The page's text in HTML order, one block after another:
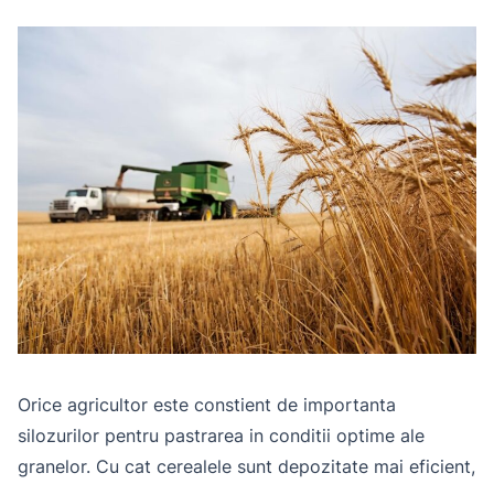
Orice agricultor este constient de importanta
silozurilor pentru pastrarea in conditii optime ale
granelor. Cu cat cerealele sunt depozitate mai eficient,